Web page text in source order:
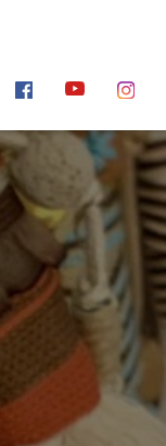
C
O
O
Y
U
T
B
E
I
S
T
A
G